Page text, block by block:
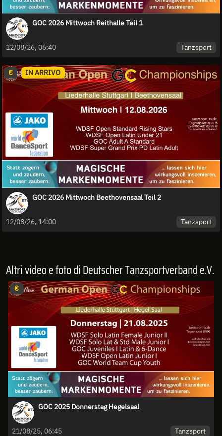
GOC 2026 Mittwoch Reithalle Teil 1
12/08/26, 06:40 Tanzsport
€ IN ARRIVO
GOC 2026 Mittwoch Beethovensaal Teil 2
12/08/26, 14:00 Tanzsport
Altri video e foto di Deutscher Tanzsportverband e.V.
€
GOC 2025 Donnerstag Hegelsaal
21/08/25, 06:45 Tanzsport